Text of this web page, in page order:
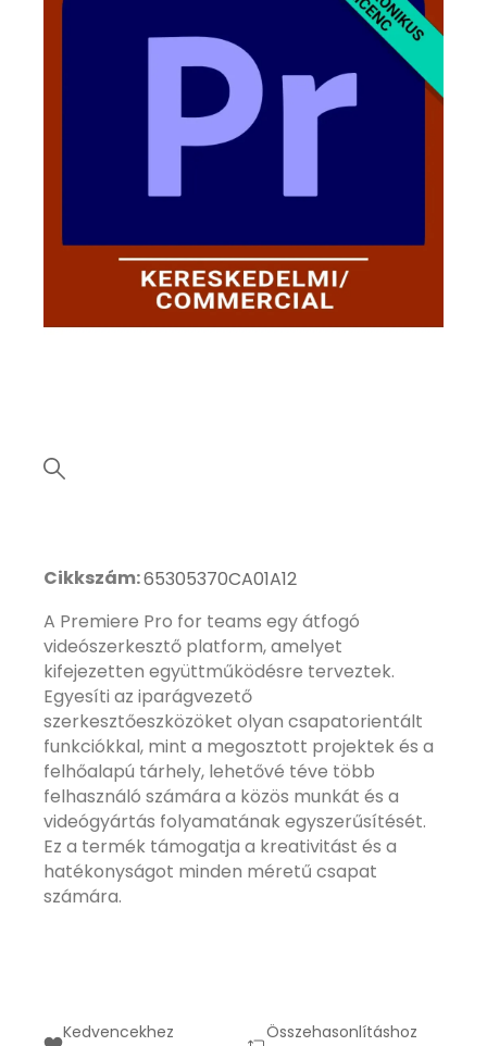
Cikkszám:65305370CA01A12
A Premiere Pro for teams egy átfogó
videószerkesztő platform, amelyet
kifejezetten együttműködésre terveztek.
Egyesíti az iparágvezető
szerkesztőeszközöket olyan csapatorientált
funkciókkal, mint a megosztott projektek és a
felhőalapú tárhely, lehetővé téve több
felhasználó számára a közös munkát és a
videógyártás folyamatának egyszerűsítését.
Ez a termék támogatja a kreativitást és a
hatékonyságot minden méretű csapat
számára.
Kedvencekhez
Összehasonlításhoz